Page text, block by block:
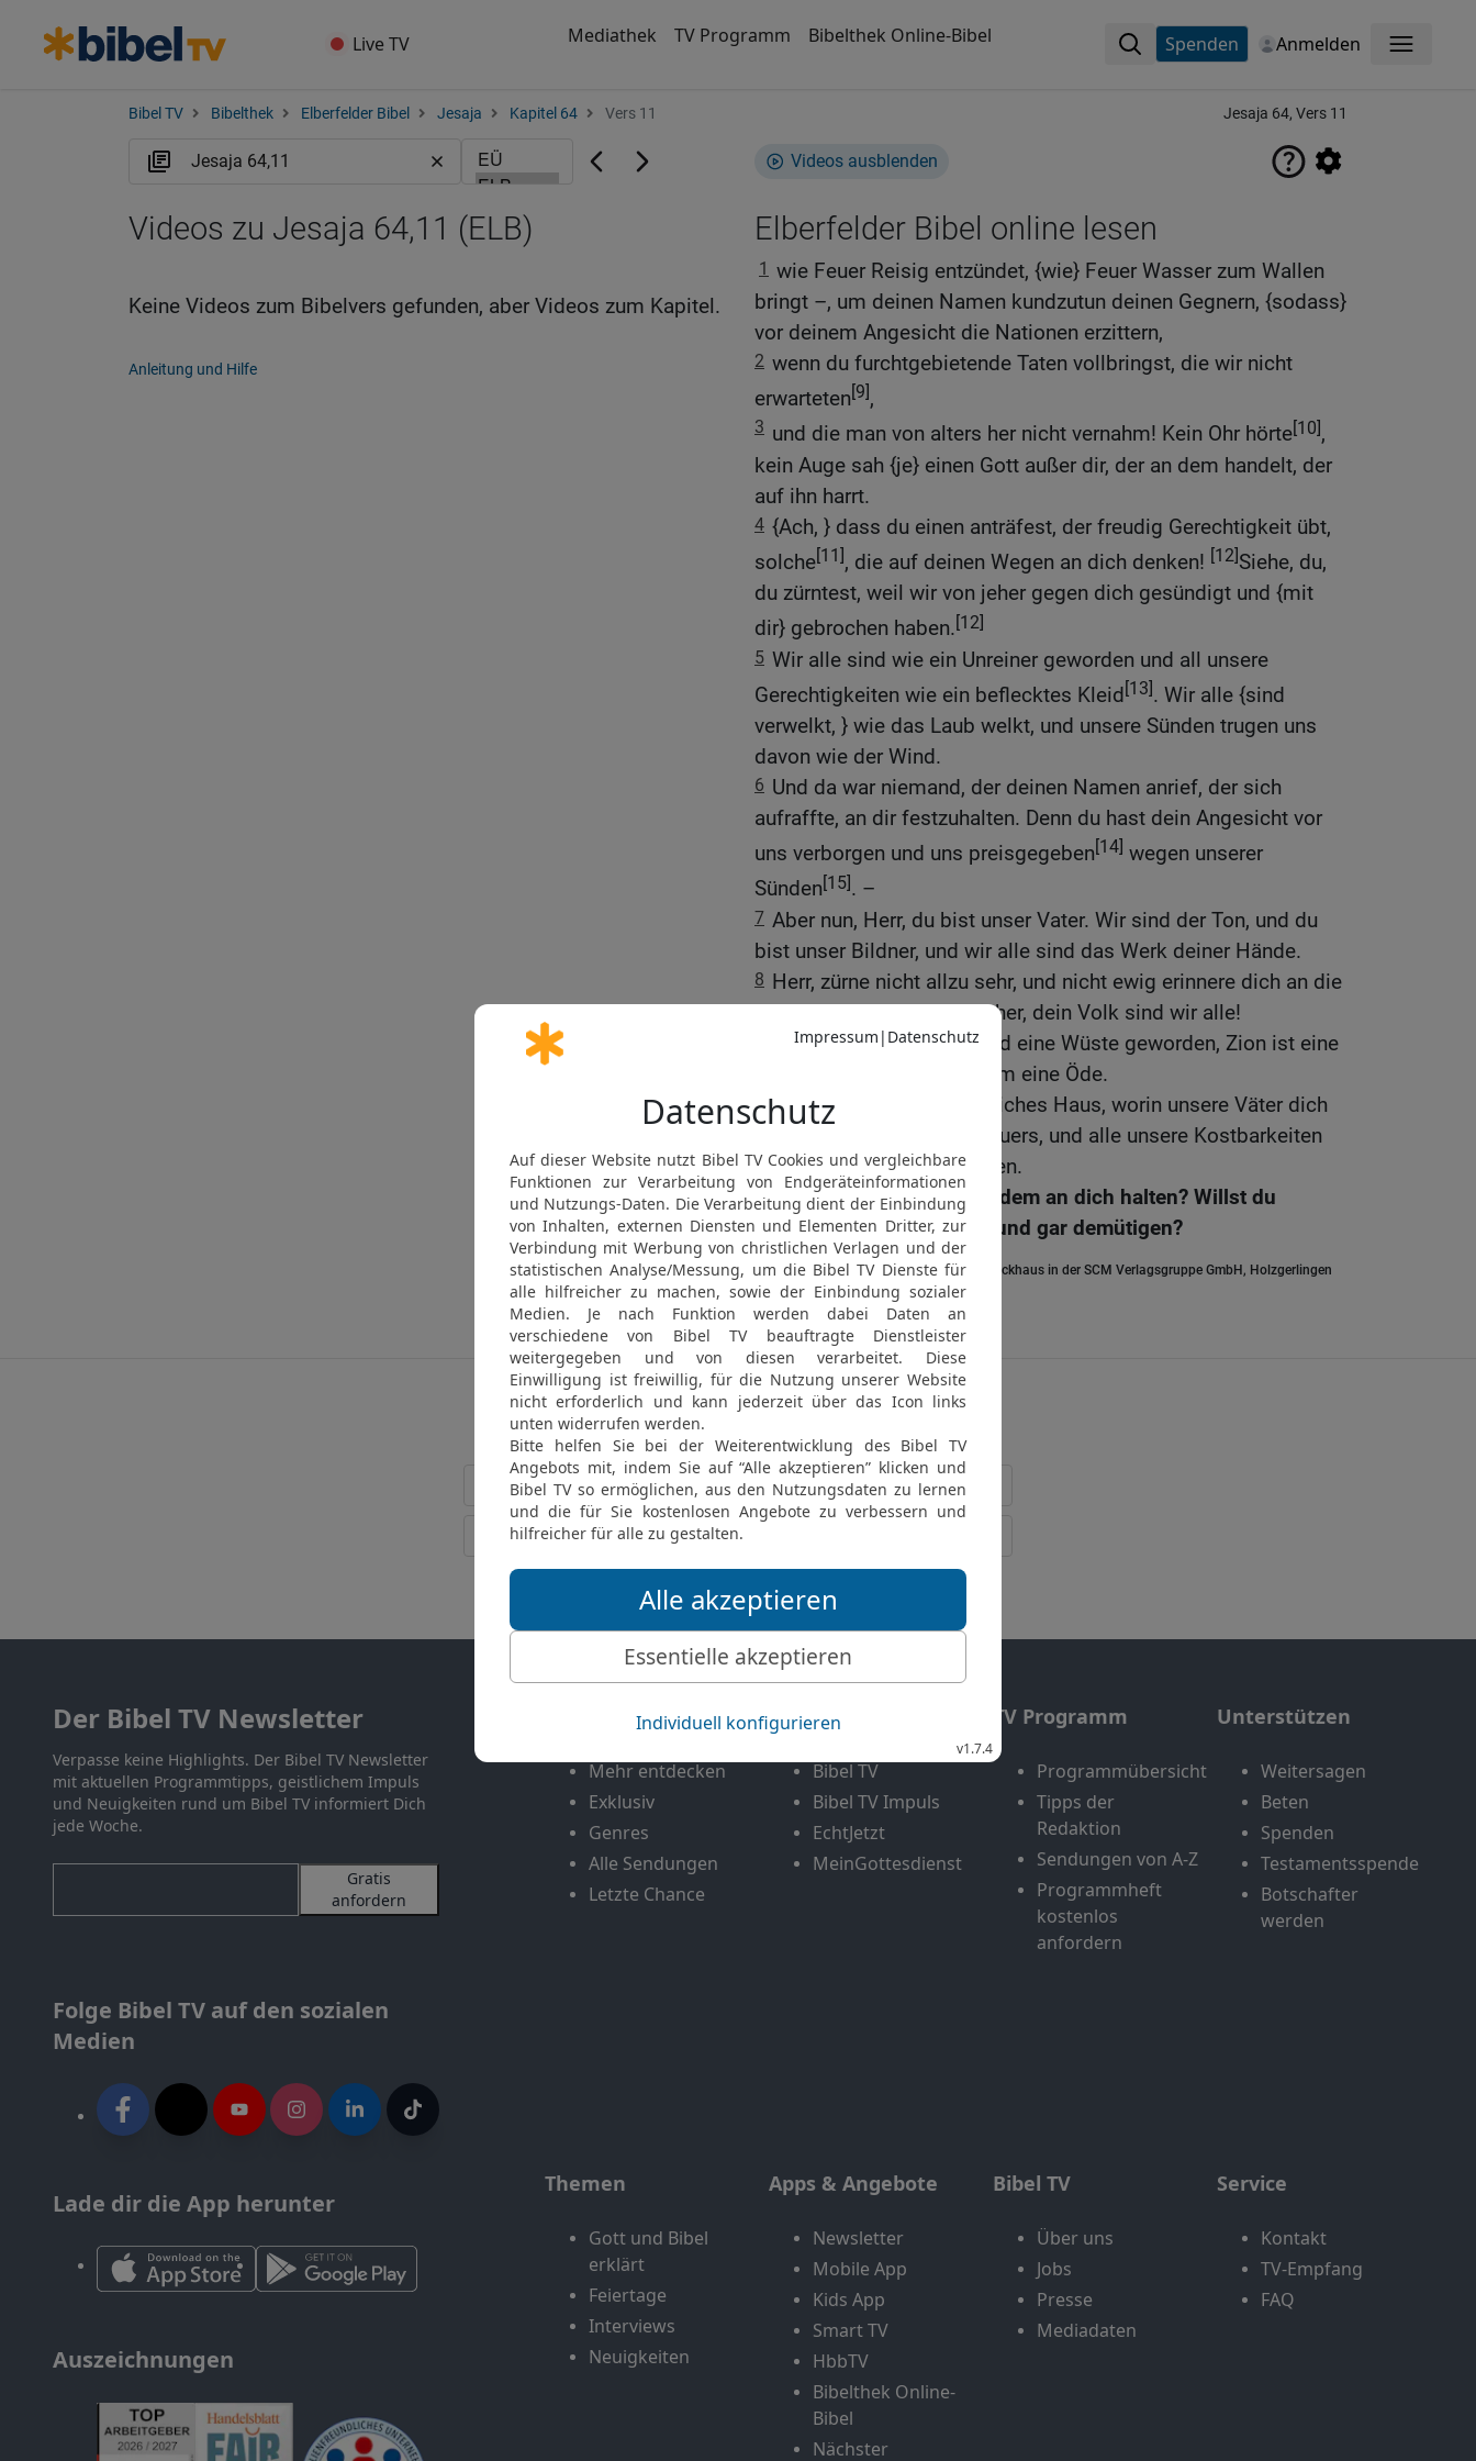
Live TV Mediathek TV Programm Bibelthek Online-Bibel Spenden Anmelden Menü
Bibel TV Bibelthek Elberfelder Bibel Jesaja Kapitel 64 Vers 11 Jesaja 64, Vers 11
Videos ausblenden
Elberfelder Bibel online lesen
1 wie Feuer Reisig entzündet, {wie} Feuer Wasser zum Wallen
bringt –, um deinen Namen kundzutun deinen Gegnern, {sodass}
vor deinem Angesicht die Nationen erzittern,
2 wenn du furchtgebietende Taten vollbringst, die wir nicht
erwarteten[9],
3 und die man von alters her nicht vernahm! Kein Ohr hörte[10],
kein Auge sah {je} einen Gott außer dir, der an dem handelt, der
auf ihn harrt.
4 {Ach, } dass du einen anträfest, der freudig Gerechtigkeit übt,
solche[11], die auf deinen Wegen an dich denken! [12]Siehe, du,
du zürntest, weil wir von jeher gegen dich gesündigt und {mit
dir} gebrochen haben.[12]
5 Wir alle sind wie ein Unreiner geworden und all unsere
Gerechtigkeiten wie ein beflecktes Kleid[13]. Wir alle {sind
verwelkt, } wie das Laub welkt, und unsere Sünden trugen uns
davon wie der Wind.
6 Und da war niemand, der deinen Namen anrief, der sich
aufraffte, an dir festzuhalten. Denn du hast dein Angesicht vor
uns verborgen und uns preisgegeben[14] wegen unserer
Sünden[15]. –
7 Aber nun, Herr, du bist unser Vater. Wir sind der Ton, und du
bist unser Bildner, und wir alle sind das Werk deiner Hände.
8 Herr, zürne nicht allzu sehr, und nicht ewig erinnere dich an die
Sünde! Siehe, schau doch her, dein Volk sind wir alle!
Deine heiligen Städte sind eine Wüste geworden, Zion ist eine
Wüste geworden, Jerusalem eine Öde.
10 Unser heiliges und herrliches Haus, worin unsere Väter dich
lobten, ist ein Raub des Feuers, und alle unsere Kostbarkeiten
sind zu Trümmern geworden.
11 Willst du, Herr, bei {all} dem an dich halten? Willst du
schweigen und uns ganz und gar demütigen?
Elberfelder Bibel 2006, © 2006 SCM R.Brockhaus in der SCM Verlagsgruppe GmbH, Holzgerlingen
Videos zu Jesaja 64,11 (ELB)
Keine Videos zum Bibelvers gefunden, aber Videos zum Kapitel.
Anleitung und Hilfe
Möchtest du uns Feedback geben?
Bewertung der Bibelthek
FEEDBACK SENDEN
Der Bibel TV Newsletter
Verpasse keine Highlights. Der Bibel TV Newsletter
mit aktuellen Programmtipps, geistlichem Impuls
und Neuigkeiten rund um Bibel TV informiert Dich
jede Woche.
Gratis
anfordern
Folge Bibel TV auf den sozialen
Medien
Lade dir die App herunter
Auszeichnungen
Mediathek
Mehr entdecken
Exklusiv
Genres
Alle Sendungen
Letzte Chance
Livestream
Bibel TV
Bibel TV Impuls
EchtJetzt
MeinGottesdienst
TV Programm
Programmübersicht
Tipps der
Redaktion
Sendungen von A-Z
Programmheft
kostenlos
anfordern
Unterstützen
Weitersagen
Beten
Spenden
Testamentsspende
Botschafter
werden
Themen
Gott und Bibel
erklärt
Feiertage
Interviews
Neuigkeiten
Apps & Angebote
Newsletter
Mobile App
Kids App
Smart TV
HbbTV
Bibelthek Online-
Bibel
Nächster
Bibel TV
Über uns
Jobs
Presse
Mediadaten
Service
Kontakt
TV-Empfang
FAQ